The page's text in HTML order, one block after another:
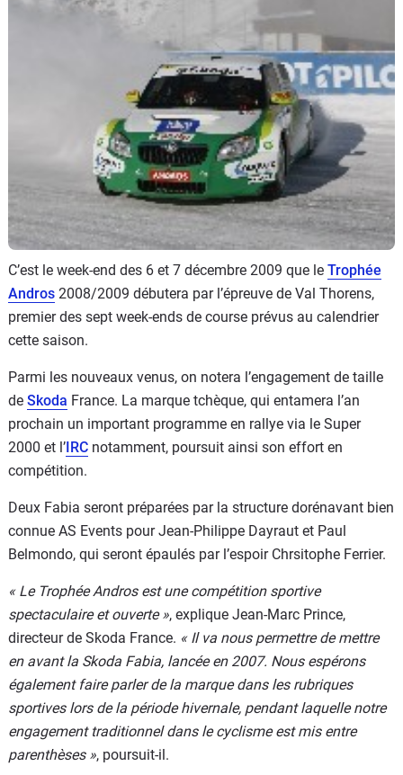
Marques
C’est le week-end des 6 et 7 décembre 2009 que le Trophée
Andros 2008/2009 débutera par l’épreuve de Val Thorens,
premier des sept week-ends de course prévus au calendrier
cette saison.
Parmi les nouveaux venus, on notera l’engagement de taille
de Skoda France. La marque tchèque, qui entamera l’an
prochain un important programme en rallye via le Super
2000 et l’IRC notamment, poursuit ainsi son effort en
compétition.
Deux Fabia seront préparées par la structure dorénavant bien
connue AS Events pour Jean-Philippe Dayraut et Paul
Belmondo, qui seront épaulés par l’espoir Chrsitophe Ferrier.
« Le Trophée Andros est une compétition sportive
spectaculaire et ouverte », explique Jean-Marc Prince,
directeur de Skoda France. « Il va nous permettre de mettre
en avant la Skoda Fabia, lancée en 2007. Nous espérons
également faire parler de la marque dans les rubriques
sportives lors de la période hivernale, pendant laquelle notre
engagement traditionnel dans le cyclisme est mis entre
parenthèses », poursuit-il.